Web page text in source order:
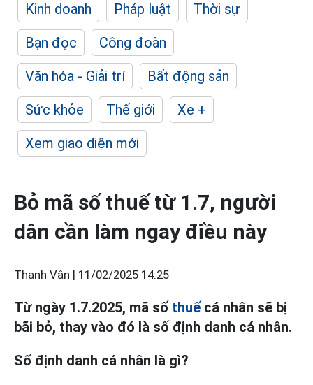
Kinh doanh
Pháp luật
Thời sự
Bạn đọc
Công đoàn
Văn hóa - Giải trí
Bất động sản
Sức khỏe
Thế giới
Xe +
Xem giao diện mới
Bỏ mã số thuế từ 1.7, người
dân cần làm ngay điều này
Thanh Vân | 11/02/2025 14:25
Từ ngày 1.7.2025, mã số thuếcá nhân sẽ bị
bãi bỏ, thay vào đó là số định danh cá nhân.
Số định danh cá nhân là gì?